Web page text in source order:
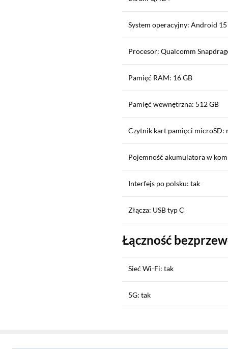
System operacyjny: Android 15
Procesor: Qualcomm
Pamięć RAM: 16 GB
Pamięć wewnętrzna: 512 GB
Czytnik kart pamięci microSD:
Pojemność akumulatora w
Interfejs po polsku: tak
Złącza: USB typ C
Łączność
Sieć Wi-Fi: tak
5G: tak